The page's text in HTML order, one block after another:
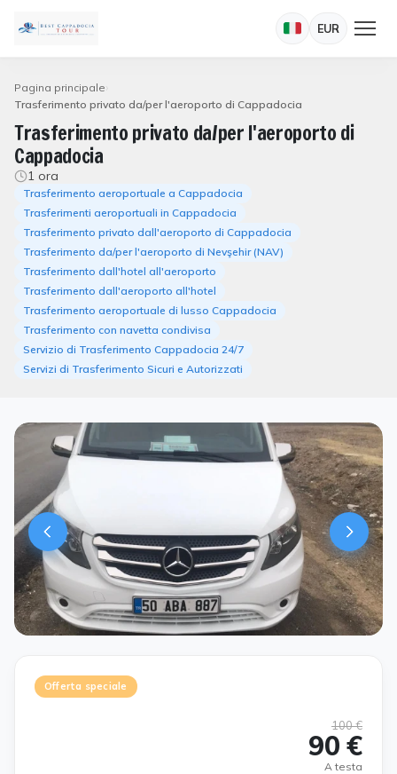
EUR
Pagina principale
Trasferimento privato da/per l'aeroporto di Cappadocia
Trasferimento privato da/per l'aeroporto di
Cappadocia
1 ora
Trasferimento aeroportuale a Cappadocia
Trasferimenti aeroportuali in Cappadocia
Trasferimento privato dall'aeroporto di Cappadocia
Trasferimento da/per l'aeroporto di Nevşehir (NAV)
Trasferimento dall'hotel all'aeroporto
Trasferimento dall'aeroporto all'hotel
Trasferimento aeroportuale di lusso Cappadocia
Trasferimento con navetta condivisa
Servizio di Trasferimento Cappadocia 24/7
Servizi di Trasferimento Sicuri e Autorizzati
Offerta speciale
100 €
90 €
A testa